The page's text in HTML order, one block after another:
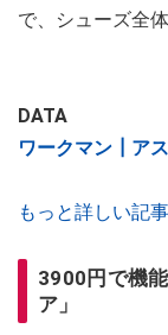
で、シューズ全
DATA
ワークマン┃ア
もっと詳しい記
3900円で機
ア」